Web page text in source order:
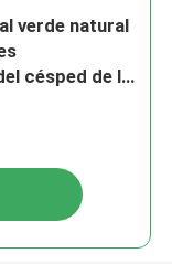
verde natural
césped de la